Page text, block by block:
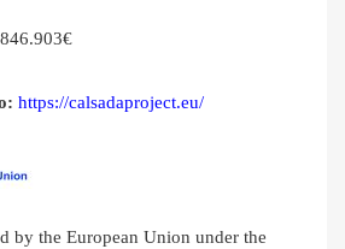
846.903€
https://calsadaproject.eu/
by the European Union under the